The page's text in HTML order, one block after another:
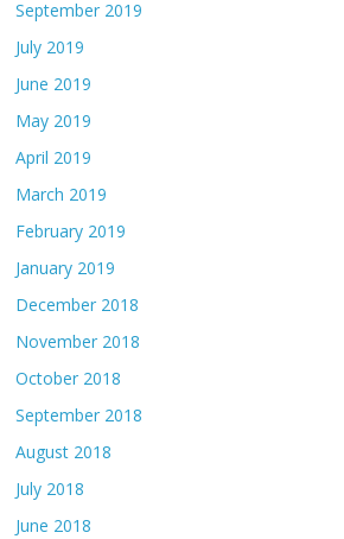
September 2019
July 2019
June 2019
May 2019
April 2019
March 2019
February 2019
January 2019
December 2018
November 2018
October 2018
September 2018
August 2018
July 2018
June 2018